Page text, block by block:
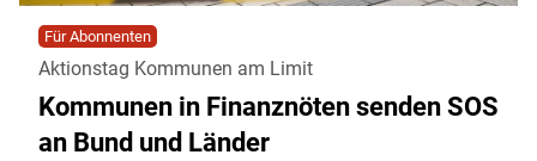
Für Abonnenten
Aktionstag Kommunen am Limit
Kommunen in Finanznöten senden SOS
an Bund und Länder